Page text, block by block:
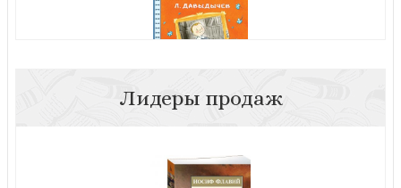
Давыдычев Л.Жизнь и страдания Ивана Семёнова,
второклассника и второгодника
Лидеры продаж